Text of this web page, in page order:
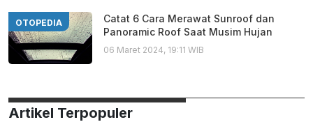
OTOPEDIA
Catat 6 Cara Merawat Sunroof dan
Panoramic Roof Saat Musim Hujan
06 Maret 2024, 19:11 WIB
Artikel Terpopuler